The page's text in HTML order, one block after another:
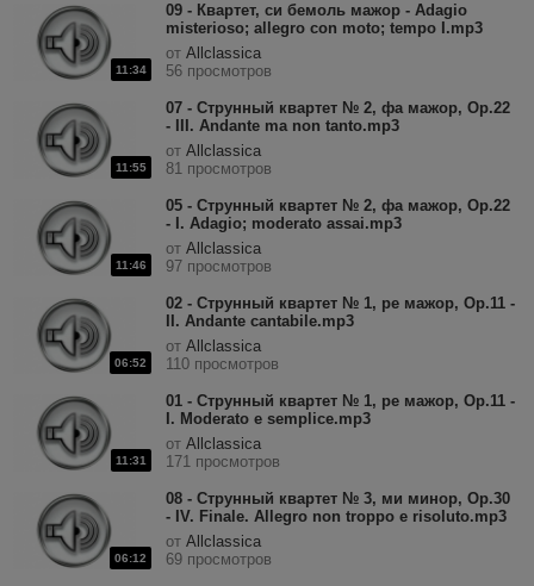
11:34
09 - Квартет, си бемоль мажор - Adagio
misterioso; allegro con moto; tempo I.mp3
от Allclassica
56 просмотров
11:55
07 - Струнный квартет № 2, фа мажор, Op.22
- III. Andante ma non tanto.mp3
от Allclassica
81 просмотров
11:46
05 - Струнный квартет № 2, фа мажор, Op.22
- I. Adagio; moderato assai.mp3
от Allclassica
97 просмотров
06:52
02 - Струнный квартет № 1, ре мажор, Op.11 -
II. Andante cantabile.mp3
от Allclassica
110 просмотров
11:31
01 - Струнный квартет № 1, ре мажор, Op.11 -
I. Moderato e semplice.mp3
от Allclassica
171 просмотров
06:12
08 - Струнный квартет № 3, ми минор, Op.30
- IV. Finale. Allegro non troppo e risoluto.mp3
от Allclassica
69 просмотров